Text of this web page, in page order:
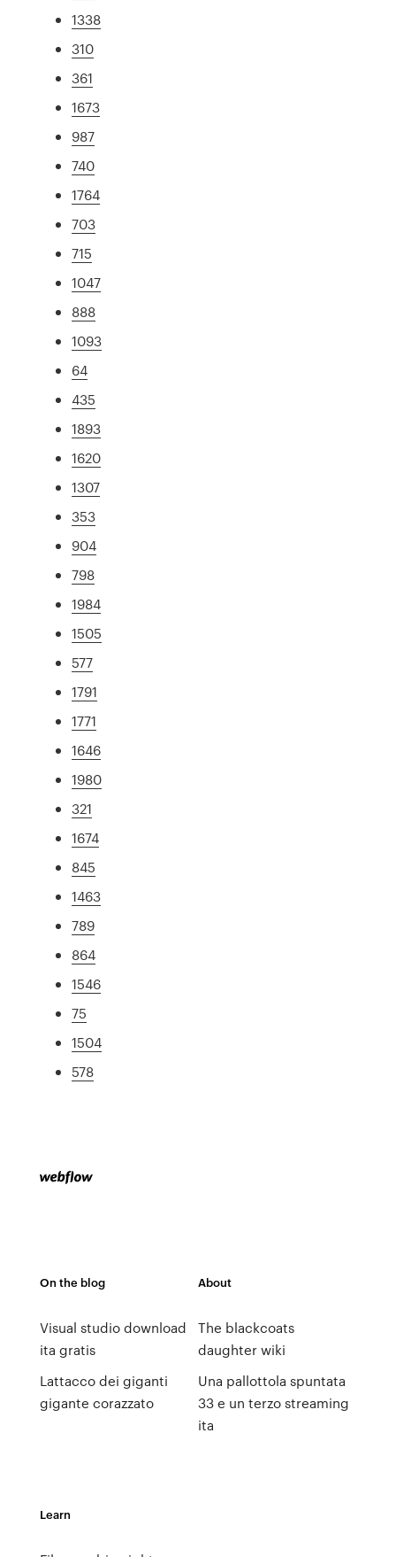
1338
310
361
1673
987
740
1764
703
715
1047
888
1093
64
435
1893
1620
1307
353
904
798
1984
1505
577
1791
1771
1646
1980
321
1674
845
1463
789
864
1546
75
1504
578
On the blog
Visual studio download
ita gratis
Lattacco dei giganti
gigante corazzato
About
The blackcoats
daughter wiki
Una pallottola spuntata
33 e un terzo streaming
ita
Learn